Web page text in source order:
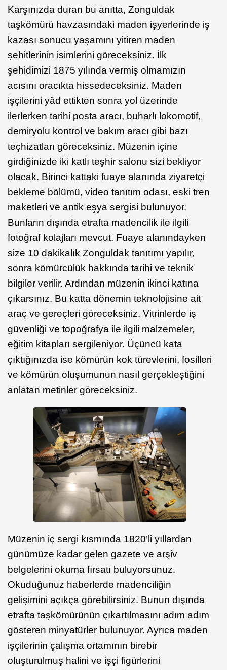
Karşınızda duran bu anıtta, Zonguldak
taşkömürü havzasındaki maden işyerlerinde iş
kazası sonucu yaşamını yitiren maden
şehitlerinin isimlerini göreceksiniz. İlk
şehidimizi 1875 yılında vermiş olmamızın
acısını oracıkta hissedeceksiniz. Maden
işçilerini yâd ettikten sonra yol üzerinde
ilerlerken tarihi posta aracı, buharlı lokomotif,
demiryolu kontrol ve bakım aracı gibi bazı
teçhizatları göreceksiniz. Müzenin içine
girdiğinizde iki katlı teşhir salonu sizi bekliyor
olacak. Birinci kattaki fuaye alanında ziyaretçi
bekleme bölümü, video tanıtım odası, eski tren
maketleri ve antik eşya sergisi bulunuyor.
Bunların dışında etrafta madencilik ile ilgili
fotoğraf kolajları mevcut. Fuaye alanındayken
size 10 dakikalık Zonguldak tanıtımı yapılır,
sonra kömürcülük hakkında tarihi ve teknik
bilgiler verilir. Ardından müzenin ikinci katına
çıkarsınız. Bu katta dönemin teknolojisine ait
araç ve gereçleri göreceksiniz. Vitrinlerde iş
güvenliği ve topoğrafya ile ilgili malzemeler,
eğitim kitapları sergileniyor. Üçüncü kata
çıktığınızda ise kömürün kok türevlerini, fosilleri
ve kömürün oluşumunun nasıl gerçekleştiğini
anlatan metinler göreceksiniz.
Müzenin iç sergi kısmında 1820’li yıllardan
günümüze kadar gelen gazete ve arşiv
belgelerini okuma fırsatı buluyorsunuz.
Okuduğunuz haberlerde madenciliğin
gelişimini açıkça görebilirsiniz. Bunun dışında
etrafta taşkömürünün çıkartılmasını adım adım
gösteren minyatürler bulunuyor. Ayrıca maden
işçilerinin çalışma ortamının birebir
oluşturulmuş halini ve işçi figürlerini